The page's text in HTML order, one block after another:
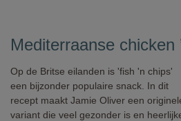
Mediterraanse chicken
Op de Britse eilanden is 'fish 'n chips'
een bijzonder populaire snack. In dit
recept maakt Jamie Oliver een
variant die veel gezonder is en